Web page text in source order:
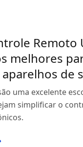
Remoto
melhores
de
uma excelente
simplificar o